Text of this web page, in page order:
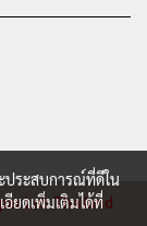
Lab Thailand
ประสบการณ์ที่ดีใน
อียดเพิ่มเติมได้ที่